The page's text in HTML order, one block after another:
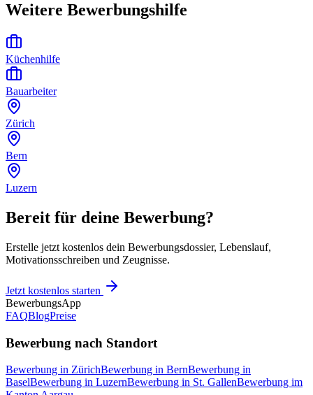
Weitere Bewerbungshilfe
Küchenhilfe
Bauarbeiter
Zürich
Bern
Luzern
Bereit für deine Bewerbung?
Erstelle jetzt kostenlos dein Bewerbungsdossier, Lebenslauf,
Motivationsschreiben und Zeugnisse.
Jetzt kostenlos starten
BewerbungsApp
FAQBlogPreise
Bewerbung nach Standort
Bewerbung in ZürichBewerbung in BernBewerbung in
BaselBewerbung in LuzernBewerbung in St. GallenBewerbung im